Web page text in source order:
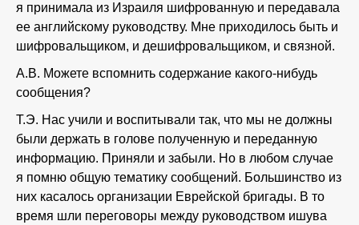
я принимала из Израиля шифрованную и передавала
ее английскому руководству. Мне приходилось быть и
шифровальщиком, и дешифровальщиком, и связной.
А.В. Можете вспомнить содержание какого-нибудь
сообщения?
Т.Э. Нас учили и воспитывали так, что мы не должны
были держать в голове полученную и переданную
информацию. Приняли и забыли. Но в любом случае
я помню общую тематику сообщений. Большинство из
них касалось организации Еврейской бригады. В то
время шли переговоры между руководством ишува